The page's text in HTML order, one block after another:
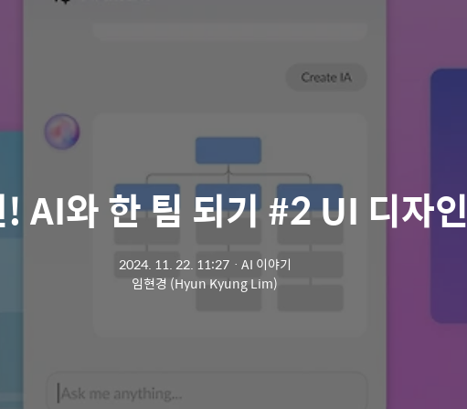
AI와 한 팀 되기 #2 UI 디자인
2024. 11. 22. 11:27ㆍ AI 이야기
임현경 (Hyun Kyung Lim)